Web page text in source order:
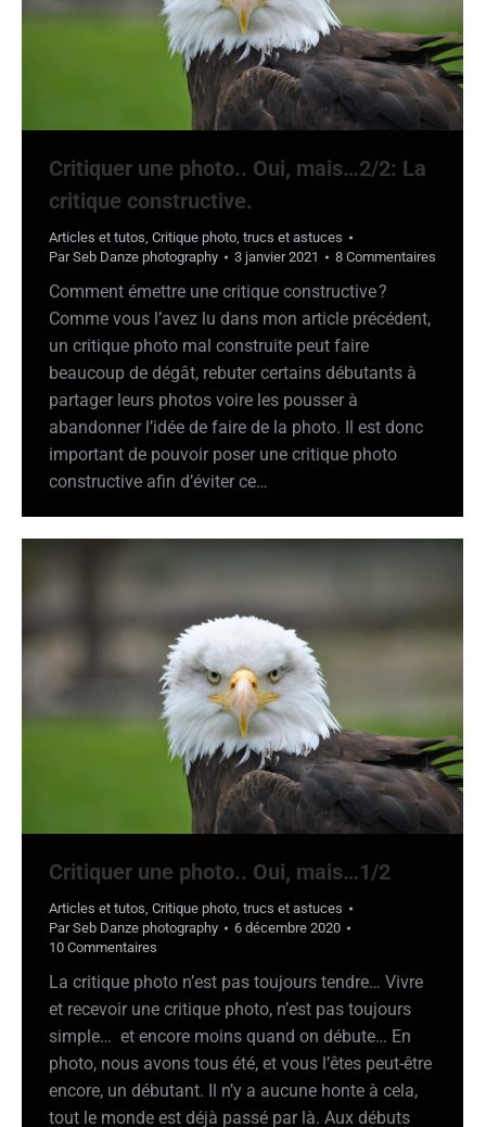
Critiquer une photo.. Oui, mais…2/2: La
critique constructive.
Articles et tutos, Critique photo, trucs et astuces
ParSeb Danze photography 3 janvier 2021 8 Commentaires
Comment émettre une critique constructive ?
Comme vous l’avez lu dans mon article précédent,
un critique photo mal construite peut faire
beaucoup de dégât, rebuter certains débutants à
partager leurs photos voire les pousser à
abandonner l’idée de faire de la photo. Il est donc
important de pouvoir poser une critique photo
constructive afin d’éviter ce…
Critiquer une photo.. Oui, mais…1/2
Articles et tutos, Critique photo, trucs et astuces
ParSeb Danze photography
6 décembre 2020
10 Commentaires
La critique photo n’est pas toujours tendre… Vivre
et recevoir une critique photo, n’est pas toujours
simple… et encore moins quand on débute… En
photo, nous avons tous été, et vous l’êtes peut-être
encore, un débutant. Il n’y a aucune honte à cela,
tout le monde est déjà passé par là. Aux débuts